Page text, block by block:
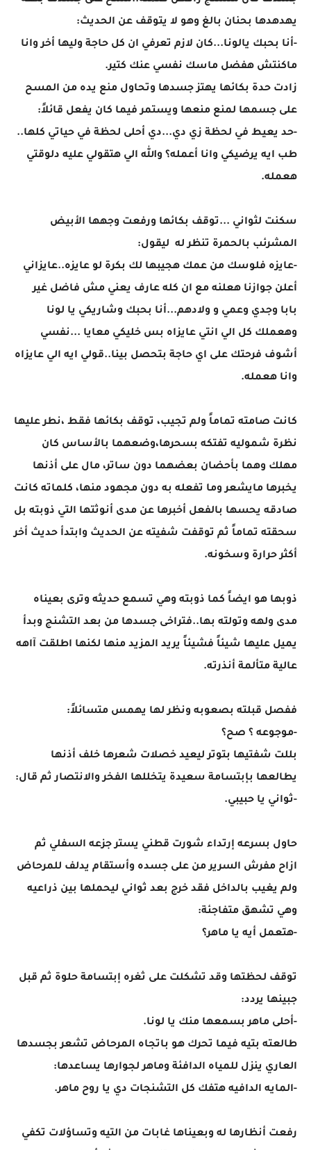
يهدهدها بحنان بالغ وهو لا يتوقف عن الحديث:
-أنا بحبك يالونا...كان لازم تعرفي ان كل حاجة وليها أخر وانا
ماكنتش هفضل ماسك نفسي عنك كتير.
زادت حدة بكائها يهتز جسدها وتحاول منع يده من المسح
على جسمها لمنع منعها ويستمر فيما كان يفعل قائلاً:
-حد يعيط في لحظة زي دي...دي أحلى لحظة في حياتي كلها..
طب ايه يرضيكي وانا أعمله؟ والله الي هتقولي عليه دلوقتي
هعمله.
سكنت لثواني ...توقف بكائها ورفعت وجهها الأبيض
المشرئب بالحمرة تنظر له ليقول:
-عايزه فلوسك من عمك هجيبها لك بكرة لو عايزه..عايزاني
أعلن جوازنا هعلنه مع ان كله عارف يعني مش فاضل غير
بابا وجدي وعمي و ولادهم...أنا بحبك وشاريكي يا لونا
وهعملك كل الي انتي عايزاه بس خليكي معايا ...نفسي
أشوف فرحتك على اي حاجة بتحصل بينا..قولي ايه الي عايزاه
وانا هعمله.
كانت صامته تماماً ولم تجيب، توقف بكائها فقط ،نطر عليها
نظرة شموليه تفتكه بسحرها،وضعهما بالأساس كان
مهلك وهما بأحضان بعضهما دون ساتر، مال على أذنها
يخبرها مايشعر وما تفعله به دون مجهود منها، كلماته كانت
صادقه يحسها بالفعل أخبرها عن مدى أنوثتها التي ذوبته بل
سحقته تماماً ثم توقفت شفيته عن الحديث وابتدأ حديث أخر
أكثر حرارة وسخونه.
ذوبها هو ايضاً كما ذوبته وهي تسمع حديثه وترى بعيناه
مدى ولهه وتولته بها..فتراخى جسدها من بعد التشنج وبدأ
يميل عليها شيئاً فشيئاً يريد المزيد منها لكنها اطلقت آاهه
عالية متألمة أنذرته.
ففصل قبلته بصعوبه ونظر لها يهمس متسائلاً:
-موجوعه ؟ صح؟
بللت شفتيها بتوتر ليعيد خصلات شعرها خلف أذنها
يطالعها بإبتسامة سعيدة يتخللها الفخر والانتصار ثم قال:
-ثواني يا حبيبي.
حاول بسرعه إرتداء شورت قطني يستر جزعه السفلي ثم
ازاح مفرش السرير من على جسده وأستقام يدلف للمرحاض
ولم يغيب بالداخل فقد خرج بعد ثواني ليحملها بين ذراعيه
وهي تشهق متفاجئة:
-هتعمل أيه يا ماهر؟
توقف لحظتها وقد تشكلت على ثغره إبتسامة حلوة ثم قبل
جبينها يردد:
-أحلى ماهر بسمعها منك يا لونا.
طالعته بتيه فيما تحرك هو باتجاه المرحاض تشعر بجسدها
العاري ينزل للمياه الدافئة وماهر لجوارها يساعدها:
-المايه الدافيه هتفك كل التشنجات دي يا روح ماهر.
رفعت أنظارها له وبعيناها غابات من التيه وتساؤلات تكفي